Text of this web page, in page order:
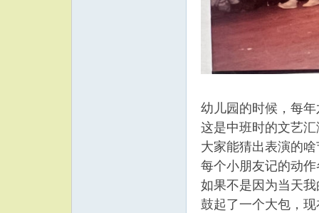
幼儿园的时候，每
这是中班时的文艺
大家能猜出表演的
每个小朋友记的动
如果不是因为当天
鼓起了一个大包，